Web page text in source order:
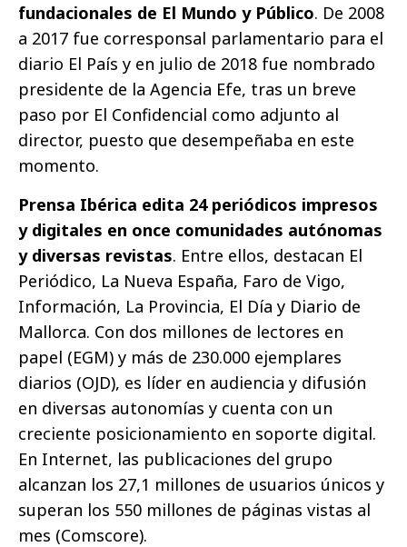
fundacionales de El Mundo y Público. De 2008
a 2017 fue corresponsal parlamentario para el
diario El País y en julio de 2018 fue nombrado
presidente de la Agencia Efe, tras un breve
paso por El Confidencial como adjunto al
director, puesto que desempeñaba en este
momento.
Prensa Ibérica edita 24 periódicos impresos
y digitales en once comunidades autónomas
y diversas revistas. Entre ellos, destacan El
Periódico, La Nueva España, Faro de Vigo,
Información, La Provincia, El Día y Diario de
Mallorca. Con dos millones de lectores en
papel (EGM) y más de 230.000 ejemplares
diarios (OJD), es líder en audiencia y difusión
en diversas autonomías y cuenta con un
creciente posicionamiento en soporte digital.
En Internet, las publicaciones del grupo
alcanzan los 27,1 millones de usuarios únicos y
superan los 550 millones de páginas vistas al
mes (Comscore).